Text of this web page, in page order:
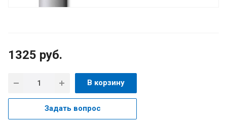
1325 руб.
В корзину
Задать вопрос